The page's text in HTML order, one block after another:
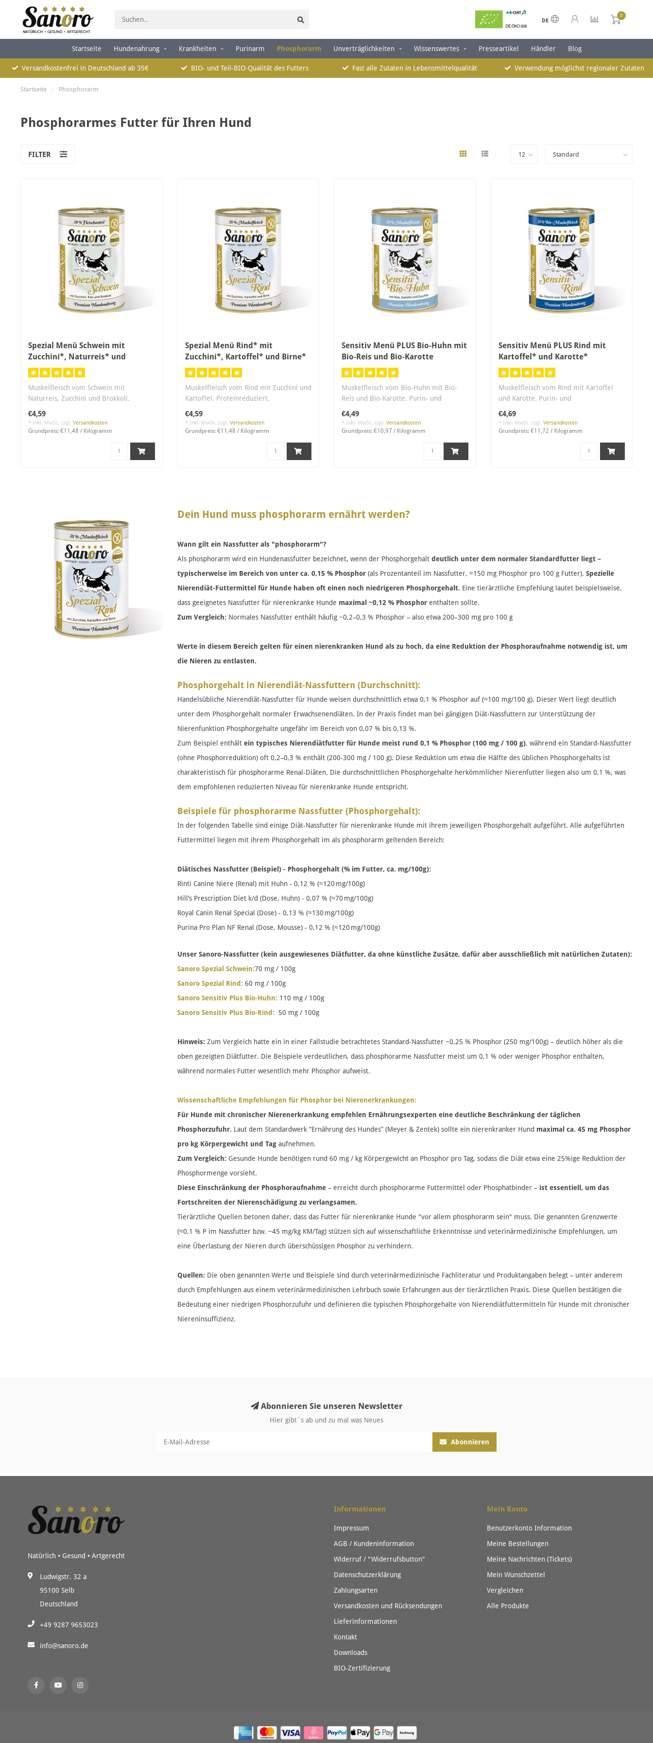
DE
0
Startseite Hundenahrung Krankheiten Purinarm Phosphorarm Unverträglichkeiten Wissenswertes Presseartikel Händler Blog
Versandkostenfrei in Deutschland ab 35€ BIO- und Teil-BIO-Qualität des Futters Fast alle Zutaten in Lebensmittelqualität Verwendung möglichst regionaler Zutaten
Startseite / Phosphorarm
Phosphorarmes Futter für Ihren Hund
FILTER
Spezial Menü Schwein mit
Zucchini*, Naturreis* und
Brokkoli*
Muskelfleisch vom Schwein mit
Naturreis, Zucchini und Brokkoli.
€4,59
* Inkl. MwSt. zzgl. Versandkosten
Grundpreis: €11,48 / Kilogramm
Spezial Menü Rind* mit
Zucchini*, Kartoffel* und Birne*
Muskelfleisch vom Rind mit Zucchini und
Kartoffel. Proteinreduziert,
€4,59
* Inkl. MwSt. zzgl. Versandkosten
Grundpreis: €11,48 / Kilogramm
Sensitiv Menü PLUS Bio-Huhn mit
Bio-Reis und Bio-Karotte
Muskelfleisch vom Bio-Huhn mit Bio-
Reis und Bio-Karotte. Purin- und
€4,49
* Inkl. MwSt. zzgl. Versandkosten
Grundpreis: €10,97 / Kilogramm
Sensitiv Menü PLUS Rind mit
Kartoffel* und Karotte*
Muskelfleisch vom Rind mit Kartoffel
und Karotte. Purin- und
€4,69
* Inkl. MwSt. zzgl. Versandkosten
Grundpreis: €11,72 / Kilogramm
Dein Hund muss phosphorarm ernährt werden?
Wann gilt ein Nassfutter als "phosphorarm"?
Als phosphorarm wird ein Hundenassfutter bezeichnet, wenn der Phosphorgehalt deutlich unter dem normaler Standardfutter liegt –
typischerweise im Bereich von unter ca. 0,15 % Phosphor(als Prozentanteil im Nassfutter, ≈150 mg Phosphor pro 100 g Futter)​. Spezielle
Nierendiät-Futtermittel für Hunde haben oft einen noch niedrigeren Phosphorgehalt. Eine tierärztliche Empfehlung lautet beispielsweise,
dass geeignetes Nassfutter für nierenkranke Hunde maximal ~0,12 % Phosphorenthalten sollte​.
Zum Vergleich: Normales Nassfutter enthält häufig ~0,2–0,3 % Phosphor – also etwa 200–300 mg pro 100 g​
Werte in diesem Bereich gelten für einen nierenkranken Hund als zu hoch, da eine Reduktion der Phosphoraufnahme notwendig ist, um
die Nieren zu entlasten.
Phosphorgehalt in Nierendiät-Nassfuttern (Durchschnitt):
Handelsübliche Nierendiät-Nassfutter für Hunde weisen durchschnittlich etwa 0,1 % Phosphor auf (≈100 mg/100 g). Dieser Wert liegt deutlich
unter dem Phosphorgehalt normaler Erwachsenendiäten. In der Praxis findet man bei gängigen Diät-Nassfuttern zur Unterstützung der
Nierenfunktion Phosphorgehalte ungefähr im Bereich von 0,07 % bis 0,13 %​.
Zum Beispiel enthält ein typisches Nierendiätfutter für Hunde meist rund 0,1 % Phosphor (100 mg / 100 g), während ein Standard-Nassfutter
(ohne Phosphorreduktion) oft 0,2–0,3 % enthält (200-300 mg / 100 g). Diese Reduktion um etwa die Hälfte des üblichen Phosphorgehalts ist
charakteristisch für phosphorarme Renal-Diäten. Die durchschnittlichen Phosphorgehalte herkömmlicher Nierenfutter liegen also um 0,1 %, was
dem empfohlenen reduzierten Niveau für nierenkranke Hunde entspricht​.
Beispiele für phosphorarme Nassfutter (Phosphorgehalt):
In der folgenden Tabelle sind einige Diät-Nassfutter für nierenkranke Hunde mit ihrem jeweiligen Phosphorgehalt aufgeführt. Alle aufgeführten
Futtermittel liegen mit ihrem Phosphorgehalt im als phosphorarm geltenden Bereich:
Diätisches Nassfutter (Beispiel) - Phosphorgehalt (% im Futter, ca. mg/100g):
Rinti Canine Niere (Renal) mit Huhn - 0,12 % (≈120 mg/100g)​
Hill’s Prescription Diet k/d (Dose, Huhn) - 0,07 % (≈70 mg/100g)​
Royal Canin Renal Special (Dose) - 0,13 % (≈130 mg/100g)​
Purina Pro Plan NF Renal (Dose, Mousse) - 0,12 % (≈120 mg/100g)​
Unser Sanoro-Nassfutter (kein ausgewiesenes Diätfutter, da ohne künstliche Zusätze, dafür aber ausschließlich mit natürlichen Zutaten):
Sanoro Spezial Schwein:70 mg / 100g
Sanoro Spezial Rind: 60 mg / 100g
Sanoro Sensitiv Plus Bio-Huhn: 110 mg / 100g
Sanoro Sensitiv Plus Bio-Rind:
50 mg / 100g
Hinweis: Zum Vergleich hatte ein in einer Fallstudie betrachtetes Standard-Nassfutter ~0,25 % Phosphor (250 mg/100g)​ – deutlich höher als die
oben gezeigten Diätfutter. Die Beispiele verdeutlichen, dass phosphorarme Nassfutter meist um 0,1 % oder weniger Phosphor enthalten,
während normales Futter wesentlich mehr Phosphor aufweist.
Wissenschaftliche Empfehlungen für Phosphor bei Nierenerkrankungen:
Für Hunde mit chronischer Nierenerkrankung empfehlen Ernährungsexperten eine deutliche Beschränkung der täglichen
Phosphorzufuhr. Laut dem Standardwerk “Ernährung des Hundes” (Meyer & Zentek) sollte ein nierenkranker Hund maximal ca. 45 mg Phosphor
pro kg Körpergewicht und Tagaufnehmen​.
Zum Vergleich: Gesunde Hunde benötigen rund 60 mg / kg Körpergewicht an Phosphor pro Tag, sodass die Diät etwa eine 25%ige Reduktion der
Phosphormenge vorsieht​.
Diese Einschränkung der Phosphoraufnahme– erreicht durch phosphorarme Futtermittel oder Phosphatbinder – ist essentiell, um das
Fortschreiten der Nierenschädigung zu verlangsamen​.
Tierärztliche Quellen betonen daher, dass das Futter für nierenkranke Hunde "vor allem phosphorarm sein" muss​. Die genannten Grenzwerte
(≈0,1 % P im Nassfutter bzw. ~45 mg/kg KM/Tag) stützen sich auf wissenschaftliche Erkenntnisse und veterinärmedizinische Empfehlungen, um
eine Überlastung der Nieren durch überschüssigen Phosphor zu verhindern​.
Quellen: Die oben genannten Werte und Beispiele sind durch veterinärmedizinische Fachliteratur und Produktangaben belegt – unter anderem
durch Empfehlungen aus einem veterinärmedizinischen Lehrbuch​ sowie Erfahrungen aus der tierärztlichen Praxis​. Diese Quellen bestätigen die
Bedeutung einer niedrigen Phosphorzufuhr und definieren die typischen Phosphorgehalte von Nierendiätfuttermitteln für Hunde mit chronischer
Niereninsuffizienz.
Abonnieren Sie unseren Newsletter
Hier gibt´s ab und zu mal was Neues
Abonnieren
Natürlich • Gesund • Artgerecht
Ludwigstr. 32 a
95100 Selb
Deutschland
+49 9287 9653023
info@sanoro.de
Informationen
Impressum
AGB / Kundeninformation
Widerruf / "Widerrufsbutton"
Datenschutzerklärung
Zahlungsarten
Versandkosten und Rücksendungen
Lieferinformationen
Kontakt
Downloads
BIO-Zertifizierung
Mein Konto
Benutzerkonto Information
Meine Bestellungen
Meine Nachrichten (Tickets)
Mein Wunschzettel
Vergleichen
Alle Produkte